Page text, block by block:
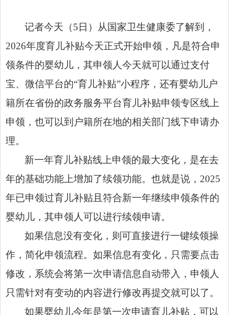
记者今天（5日）从国家卫生健康委了解到，
2026年度育儿补贴今天正式开始申领，凡是符合申
领条件的婴幼儿，其申领人今天就可以通过支付
宝、微信平台的“育儿补贴”小程序，还有婴幼儿户
籍所在省份的政务服务平台育儿补贴申领专区线上
申领，也可以到户籍所在地的相关部门线下申请办
理。
新一年育儿补贴线上申领的最大变化，是在去
年的基础功能上增加了续领功能。也就是说，2025
年已申领过育儿补贴且符合新一年继续申领条件的
婴幼儿，其申领人可以进行续领申请。
如果信息没有变化，则可直接进行一键续领操
作，简化申领流程。如果信息有变化，只需要点击
修改，系统会将第一次申请信息自动带入，申领人
只需针对有变动的内容进行修改再提交就可以了。
如果婴幼儿今年是第一次申请育儿补贴，可以